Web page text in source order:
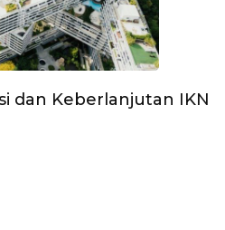
dan Keberlanjutan IKN